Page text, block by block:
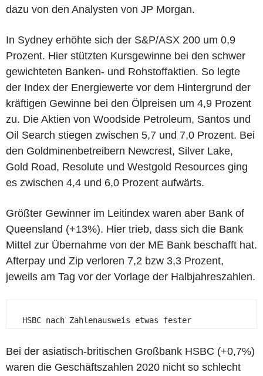
dazu von den Analysten von JP Morgan.
In Sydney erhöhte sich der S&P/ASX 200 um 0,9
Prozent. Hier stützten Kursgewinne bei den schwer
gewichteten Banken- und Rohstoffaktien. So legte
der Index der Energiewerte vor dem Hintergrund der
kräftigen Gewinne bei den Ölpreisen um 4,9 Prozent
zu. Die Aktien von Woodside Petroleum, Santos und
Oil Search stiegen zwischen 5,7 und 7,0 Prozent. Bei
den Goldminenbetreibern Newcrest, Silver Lake,
Gold Road, Resolute und Westgold Resources ging
es zwischen 4,4 und 6,0 Prozent aufwärts.
Größter Gewinner im Leitindex waren aber Bank of
Queensland (+13%). Hier trieb, dass sich die Bank
Mittel zur Übernahme von der ME Bank beschafft hat.
Afterpay und Zip verloren 7,2 bzw 3,3 Prozent,
jeweils am Tag vor der Vorlage der Halbjahreszahlen.
   HSBC nach Zahlenausweis etwas fester
Bei der asiatisch-britischen Großbank HSBC (+0,7%)
waren die Geschäftszahlen 2020 nicht so schlecht